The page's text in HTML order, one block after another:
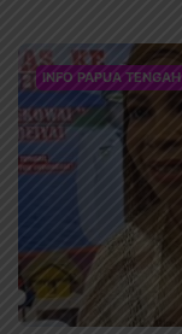
INFO PAPUA TENGAH